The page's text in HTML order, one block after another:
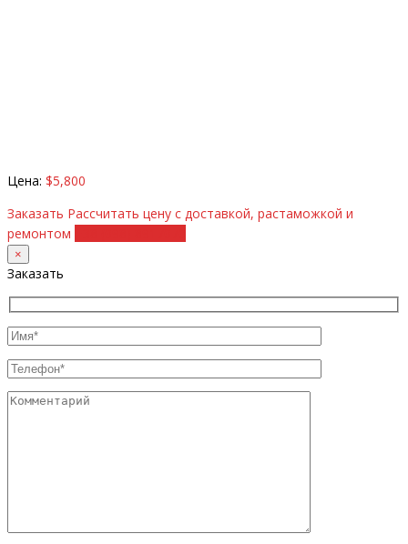
Цена: $5,800
Заказать Рассчитать цену с доставкой, растаможкой и
ремонтом
×
Заказать